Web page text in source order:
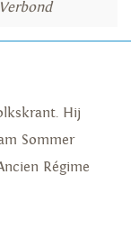
Hij
Sommer
Régime